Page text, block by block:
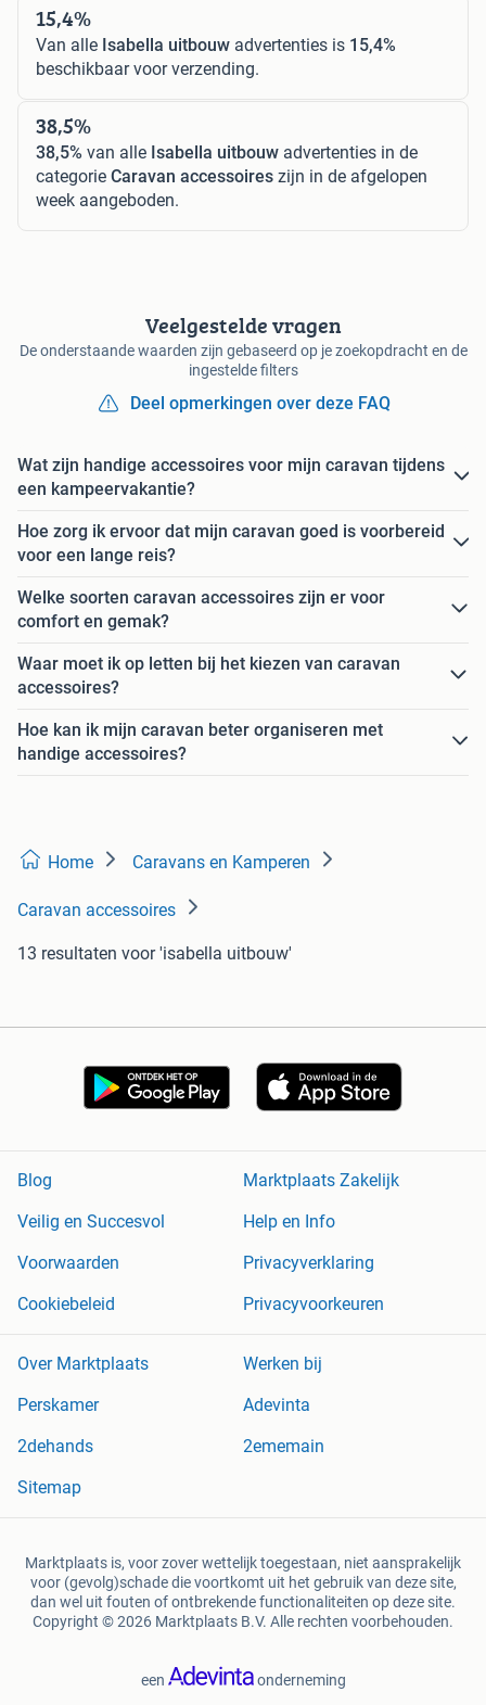
15,4%
Van alle Isabella uitbouw advertenties is 15,4%
beschikbaar voor verzending.
38,5%
38,5% van alle Isabella uitbouw advertenties in de
categorie Caravan accessoires zijn in de afgelopen
week aangeboden.
Veelgestelde vragen
De onderstaande waarden zijn gebaseerd op je zoekopdracht en de
ingestelde filters
Deel opmerkingen over deze FAQ
Wat zijn handige accessoires voor mijn caravan tijdens
een kampeervakantie?
Hoe zorg ik ervoor dat mijn caravan goed is voorbereid
voor een lange reis?
Welke soorten caravan accessoires zijn er voor
comfort en gemak?
Waar moet ik op letten bij het kiezen van caravan
accessoires?
Hoe kan ik mijn caravan beter organiseren met
handige accessoires?
Home Caravans en Kamperen
Caravan accessoires
13 resultaten voor 'isabella uitbouw'
Blog
Marktplaats Zakelijk
Veilig en Succesvol
Help en Info
Voorwaarden
Privacyverklaring
Cookiebeleid
Privacyvoorkeuren
Over Marktplaats
Werken bij
Perskamer
Adevinta
2dehands
2ememain
Sitemap
Marktplaats is, voor zover wettelijk toegestaan, niet aansprakelijk
voor (gevolg)schade die voortkomt uit het gebruik van deze site,
dan wel uit fouten of ontbrekende functionaliteiten op deze site.
Copyright © 2026 Marktplaats B.V. Alle rechten voorbehouden.
een onderneming